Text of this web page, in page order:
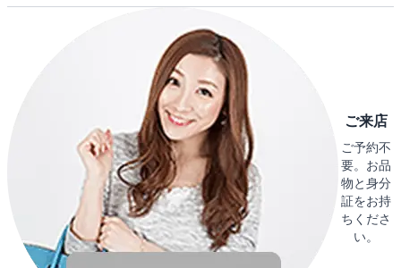
ご来店
ご予約不
要。お品
物と身分
証をお持
ちくださ
い。